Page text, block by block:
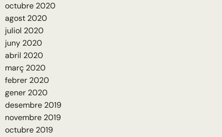
octubre 2020
agost 2020
juliol 2020
juny 2020
abril 2020
març 2020
febrer 2020
gener 2020
desembre 2019
novembre 2019
octubre 2019